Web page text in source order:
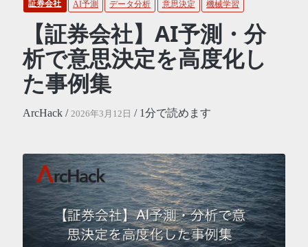
証券会社 AI予測 データ分析 意思決定 機械学習
【証券会社】AI予測・分
析で意思決定を高度化し
た事例集
ArcHack / 2026年3月12日 / 1分で読めます